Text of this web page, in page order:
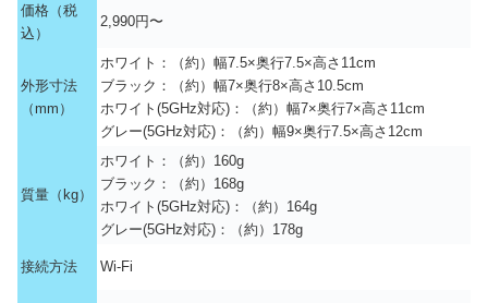
価格（税
込）
2,990円〜
外形寸法
（mm）
ホワイト：（約）幅7.5×奥行7.5×高さ11cm
ブラック：（約）幅7×奥行8×高さ10.5cm
ホワイト(5GHz対応)：（約）幅7×奥行7×高さ11cm
グレー(5GHz対応)：（約）幅9×奥行7.5×高さ12cm
質量（kg）
ホワイト：（約）160g
ブラック：（約）168g
ホワイト(5GHz対応)：（約）164g
グレー(5GHz対応)：（約）178g
接続方法 Wi-Fi